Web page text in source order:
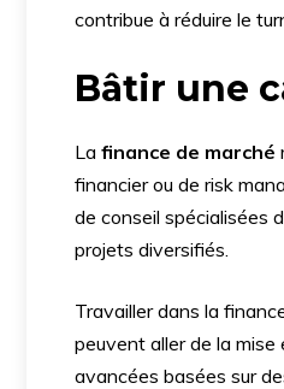
contribue à réduire le
Bâtir une
La finance de marché
financier ou de risk
de conseil spécialisées
projets diversifiés.
Travailler dans la
peuvent aller de la
avancées basées sur